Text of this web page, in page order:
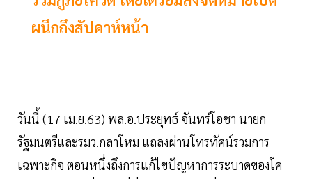
ผนึกถึงสัปดาห์หน้า
วันนี้ (17 เม.ย.63) พล.อ.ประยุทธ์ จันทร์โอชา นายก
รัฐมนตรีและรมว.กลาโหม แถลงผ่านโทรทัศน์รวมการ
เฉพาะกิจ ตอนหนึ่งถึงการแก้ไขปัญหาการระบาดของโค